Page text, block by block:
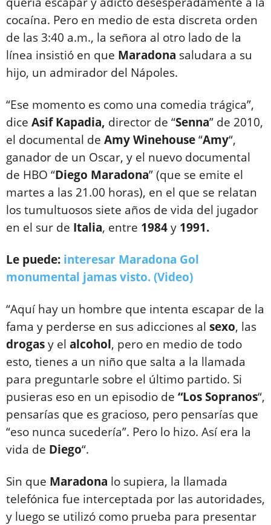
cocaína. Pero en medio de esta discreta orden
de las 3:40 a.m., la señora al otro lado de la
línea insistió en que Maradona saludara a su
hijo, un admirador del Nápoles.
“Ese momento es como una comedia trágica”,
dice Asif Kapadia, director de “Senna” de 2010,
el documental de AmyWinehouse“Amy“,
ganador de un Oscar, y el nuevo documental
de HBO “Diego Maradona” (que se emite el
martes a las 21.00 horas), en el que se relatan
los tumultuosos siete años de vida del jugador
en el sur de Italia, entre 1984y 1991.
Le puede: interesar Maradona Gol
monumental jamas visto. (Video)
“Aquí hay un hombre que intenta escapar de la
fama y perderse en sus adicciones al sexo, las
drogasy el alcohol, pero en medio de todo
esto, tienes a un niño que salta a la llamada
para preguntarle sobre el último partido. Si
pusieras eso en un episodio de “Los Sopranos“,
pensarías que es gracioso, pero pensarías que
“eso nunca sucedería”. Pero lo hizo. Así era la
vida de Diego“.
Sin que Maradona lo supiera, la llamada
telefónica fue interceptada por las autoridades,
y luego se utilizó como prueba para presentar